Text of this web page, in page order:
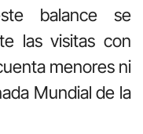
balance se
las visitas con
menores ni
Mundial de la